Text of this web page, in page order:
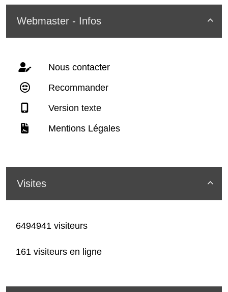

Webmaster - Infos
Nous contacter
Recommander
Version texte
Mentions Légales

Visites
6494941 visiteurs
161 visiteurs en ligne